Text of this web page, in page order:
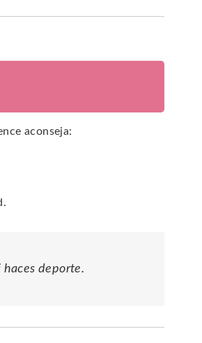
aconseja:
deporte.